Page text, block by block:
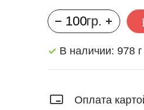
В наличии: 978 г
Оплата